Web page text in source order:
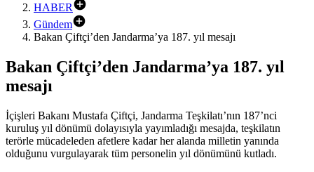
HABER
Gündem
Bakan Çiftçi’den Jandarma’ya 187. yıl mesajı
Bakan Çiftçi’den Jandarma’ya 187. yıl
mesajı
İçişleri Bakanı Mustafa Çiftçi, Jandarma Teşkilatı’nın 187’nci
kuruluş yıl dönümü dolayısıyla yayımladığı mesajda, teşkilatın
terörle mücadeleden afetlere kadar her alanda milletin yanında
olduğunu vurgulayarak tüm personelin yıl dönümünü kutladı.